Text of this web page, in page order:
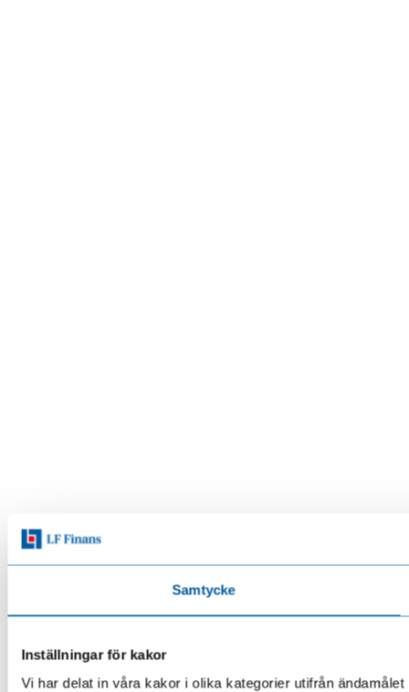
Samtycke
Inställningar för kakor
Vi har delat in våra kakor i olika kategorier utifrån